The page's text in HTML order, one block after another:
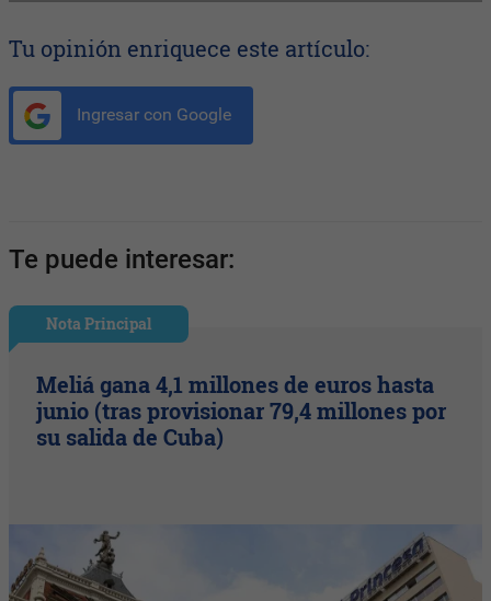
Tu opinión enriquece este artículo:
Ingresar con Google
Te puede interesar:
Nota Principal
Meliá gana 4,1 millones de euros hasta
junio (tras provisionar 79,4 millones por
su salida de Cuba)